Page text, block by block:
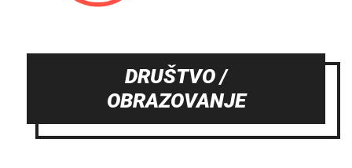
DRUŠTVO /
OBRAZOVANJE